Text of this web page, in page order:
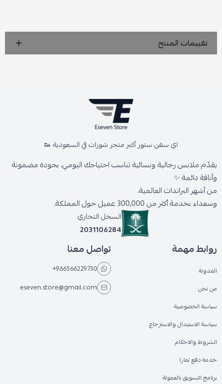
تقييمات المنتج
اي سفن ستور أكبر متجر شوزات في السعودية 👟
يقدّم ملابس رجالية ونسائية تناسب احتياجك اليومي، بجودة مضمونة
وأناقة دائمة ✨
من أشهر البراندات العالمية،
وسعداء بخدمة أكثر من 300,000 عميل حول المملكة.
السجل التجاري
2031106284
روابط مهمة
المدونة
من نحن
سياسة الخصوصية
سياسة الاستبدال والاسترجاع
الشروط والاحكام
خدمة دفع تمارا
برنامج التسويق بالعمولة
تواصل معنا
+966566229730
eseven.store@gmail.com